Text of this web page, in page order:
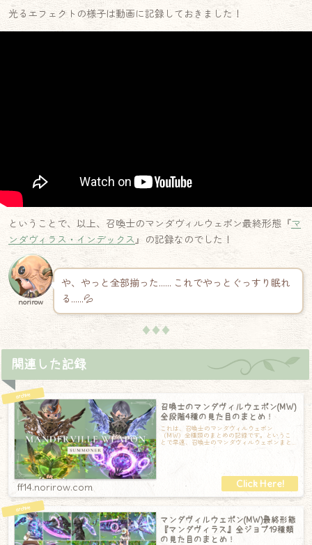
光るエフェクトの様子は動画に記録しておきました！
ということで、以上、召喚士のマンダヴィルウェポン最終形態『マ
ンダヴィラス・インデックス』の記録なのでした！
norirow
や、やっと全部揃った…… これでやっとぐっすり眠れ
る……💦
♦♦♦
関連した記録
召喚士のマンダヴィルウェポン(MW)
全段階4種の見た目のまとめ！
これは、召喚士のマンダヴィルウェポン
（MW）全種類のまとめの記録です。というこ
とで早速、召喚士のマンダヴィルウェポンまと
めです！第一段階：マンダヴィル第一形態の
ff14.norirow.com
マンダヴィルウェポン(MW)最終形態
『マンダヴィラス』全ジョブ19種類
の見た目のまとめ！